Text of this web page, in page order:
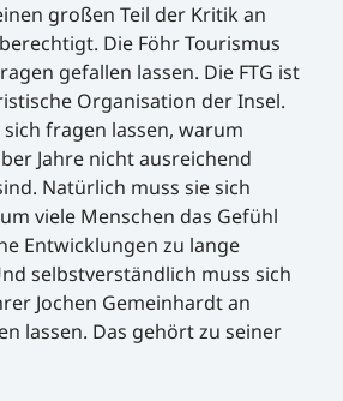
großen Teil der Kritik an
Die Föhr Tourismus
gefallen lassen. Die FTG ist
Organisation der Insel.
fragen lassen, warum
Jahre nicht ausreichend
Natürlich muss sie sich
viele Menschen das Gefühl
Entwicklungen zu lange
selbstverständlich muss sich
Jochen Gemeinhardt an
lassen. Das gehört zu seiner